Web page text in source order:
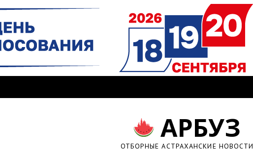
АРБУЗ
ОТБОРНЫЕ АСТРАХАНСКИЕ НОВОСТИ